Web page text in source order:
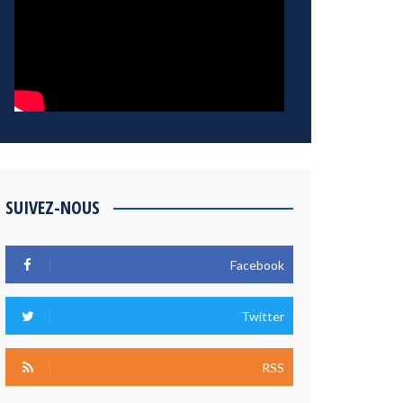
SUIVEZ-NOUS
Facebook
Twitter
RSS